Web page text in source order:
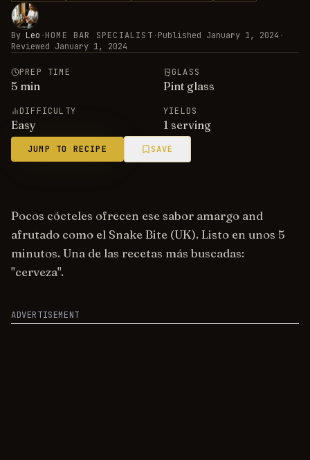
By Leo ·HOME BAR SPECIALIST ·Published January 1, 2024 ·
Reviewed January 1, 2024
PREP TIME
5 min
GLASS
Pint glass
DIFFICULTY
Easy
YIELDS
1 serving
JUMP TO RECIPE SAVE
Pocos cócteles ofrecen ese sabor amargo and
afrutado como el Snake Bite (UK). Listo en unos 5
minutos. Una de las recetas más buscadas:
"cerveza".
ADVERTISEMENT